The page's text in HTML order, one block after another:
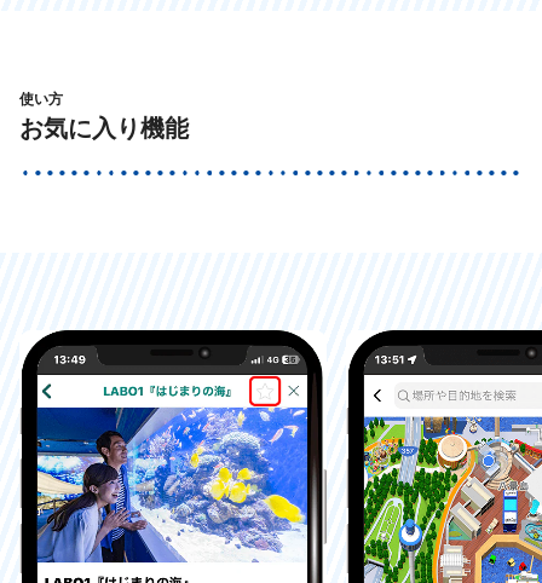
使い方
お気に入り機能